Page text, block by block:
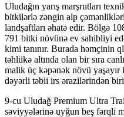
Uludağın yarış marşrutları
bitkilərlə zəngin alp
landşaftları əhatə edir. Bölgə
791 bitki növünə ev sahibliyi
kimi tanınır. Burada həmçinin
təhlükə altında olan bir sıra
malik üç kəpənək növü
dəyərli təbii irs ərazilərindən
9-cu Uludağ Premium Ultra
səviyyələrinə uyğun beş fərqli